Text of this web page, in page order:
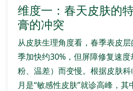
维度一：春天皮肤的
膏的冲突
从皮肤生理角度看，春季表皮
季加快约30%，但屏障修复速
粉、温差）而变慢。根据皮肤
月是“敏感性皮肤”就诊高峰，